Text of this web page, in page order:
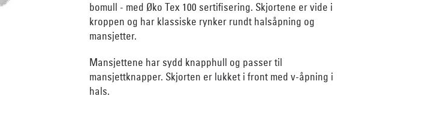
bomull - med Øko Tex 100 sertifisering. Skjortene er vide i
kroppen og har klassiske rynker rundt halsåpning og
mansjetter.
Mansjettene har sydd knapphull og passer til
mansjettknapper. Skjorten er lukket i front med v-åpning i
hals.